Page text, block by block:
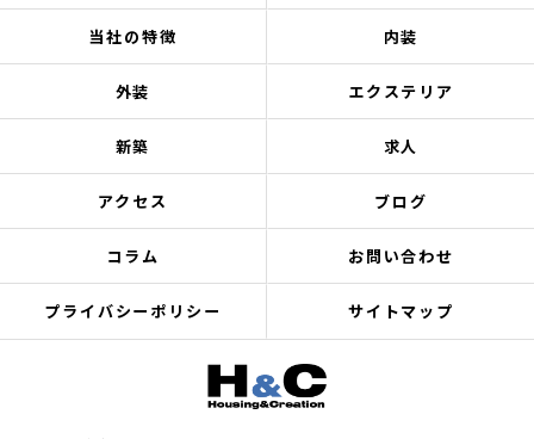
当社の特徴 内装
外装 エクステリア
新築 求人
アクセス ブログ
コラム お問い合わせ
プライバシーポリシー サイトマップ